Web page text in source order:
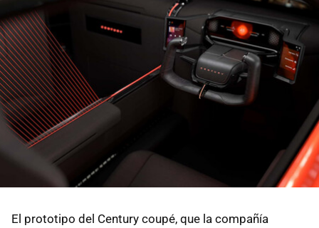
El prototipo del Century coupé, que la compañía